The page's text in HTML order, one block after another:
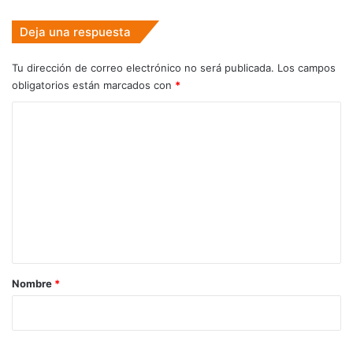
Deja una respuesta
Tu dirección de correo electrónico no será publicada. Los campos
obligatorios están marcados con *
r
Nombre *